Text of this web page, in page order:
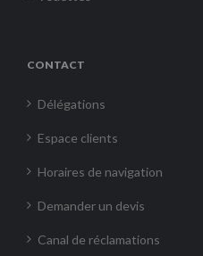
CONTACT
Délégations
Espace clients
Horaires de navigation
Demander un devis
Canal de réclamations